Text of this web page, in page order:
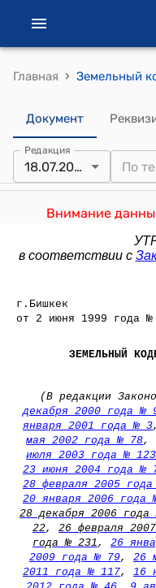
Главная ›
Документ
Редакция
18.07.2025
Внимание